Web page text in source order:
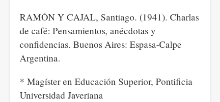
RAMÓN Y CAJAL, Santiago. (1941). Charlas
de café: Pensamientos, anécdotas y
confidencias. Buenos Aires: Espasa-Calpe
Argentina.
* Magíster en Educación Superior, Pontificia
Universidad Javeriana